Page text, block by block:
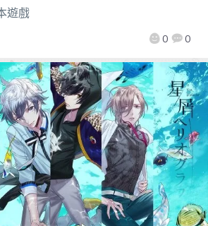
0 0
遊戲